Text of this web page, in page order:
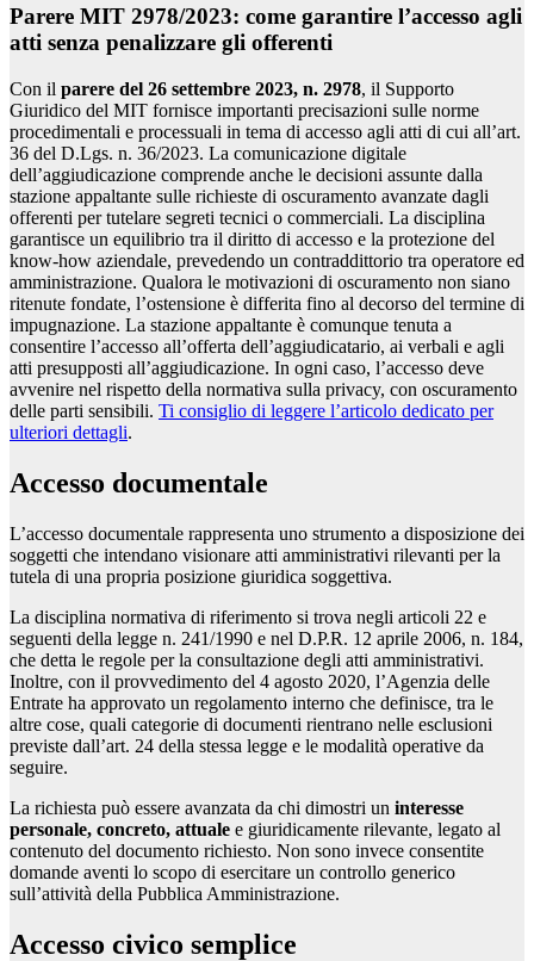
Parere MIT 2978/2023: come garantire l’accesso agli
atti senza penalizzare gli offerenti
Con il parere del 26 settembre 2023, n. 2978, il Supporto
Giuridico del MIT fornisce importanti precisazioni sulle norme
procedimentali e processuali in tema di accesso agli atti di cui all’art.
36 del D.Lgs. n. 36/2023. La comunicazione digitale
dell’aggiudicazione comprende anche le decisioni assunte dalla
stazione appaltante sulle richieste di oscuramento avanzate dagli
offerenti per tutelare segreti tecnici o commerciali. La disciplina
garantisce un equilibrio tra il diritto di accesso e la protezione del
know-how aziendale, prevedendo un contraddittorio tra operatore ed
amministrazione. Qualora le motivazioni di oscuramento non siano
ritenute fondate, l’ostensione è differita fino al decorso del termine di
impugnazione. La stazione appaltante è comunque tenuta a
consentire l’accesso all’offerta dell’aggiudicatario, ai verbali e agli
atti presupposti all’aggiudicazione. In ogni caso, l’accesso deve
avvenire nel rispetto della normativa sulla privacy, con oscuramento
delle parti sensibili. Ti consiglio di leggere l’articolo dedicato per
ulteriori dettagli.
Accesso documentale
L’accesso documentale rappresenta uno strumento a disposizione dei
soggetti che intendano visionare atti amministrativi rilevanti per la
tutela di una propria posizione giuridica soggettiva.
La disciplina normativa di riferimento si trova negli articoli 22 e
seguenti della legge n. 241/1990 e nel D.P.R. 12 aprile 2006, n. 184,
che detta le regole per la consultazione degli atti amministrativi.
Inoltre, con il provvedimento del 4 agosto 2020, l’Agenzia delle
Entrate ha approvato un regolamento interno che definisce, tra le
altre cose, quali categorie di documenti rientrano nelle esclusioni
previste dall’art. 24 della stessa legge e le modalità operative da
seguire.
La richiesta può essere avanzata da chi dimostri un interesse
personale, concreto, attuale e giuridicamente rilevante, legato al
contenuto del documento richiesto. Non sono invece consentite
domande aventi lo scopo di esercitare un controllo generico
sull’attività della Pubblica Amministrazione.
Accesso civico semplice